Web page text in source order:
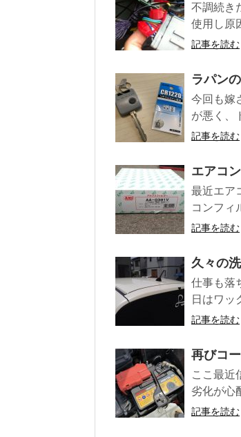
不調続き
使用し原
記事を読む
ラパン
今回も嫁
が悪く、
記事を読む
エアコ
最近エア
コンフィ
記事を読む
久々の洗
仕事も落
日はワッ
記事を読む
再びコ
ここ最近
劣化が心
記事を読む